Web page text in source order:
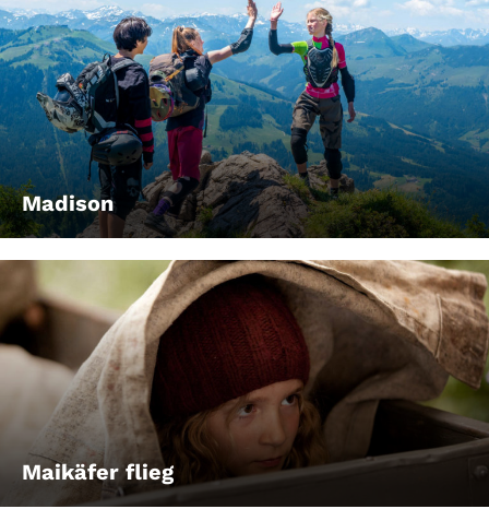
Madison
Maikäfer flieg